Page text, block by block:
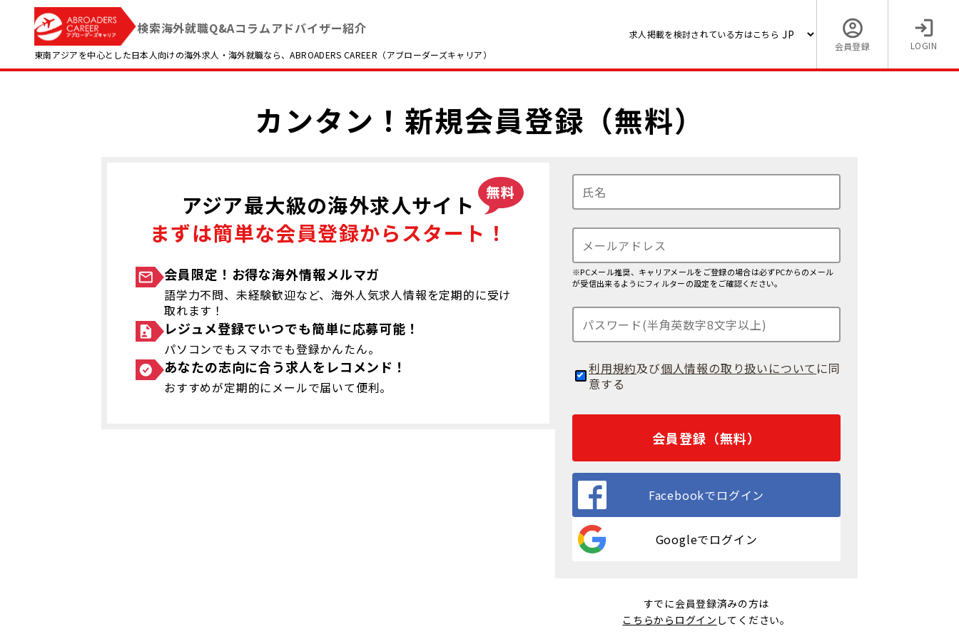
検索海外就職Q&Aコラムアドバイザー紹介
東南アジアを中心とした日本人向けの海外求人・海外就職なら、ABROADERS CAREER（アブローダーズキャリア）
求人掲載を検討されている方はこちら
会員登録
LOGIN
カンタン！ 新規会員登録（無料）
アジア最大級の海外求人サイト
まずは簡単な会員登録からスタート！
会員限定！お得な海外情報メルマガ
語学力不問、未経験歓迎など、海外人気求人情報を定期的に受け
取れます！
レジュメ登録でいつでも簡単に応募可能！
パソコンでもスマホでも登録かんたん。
あなたの志向に合う求人をレコメンド！
おすすめが定期的にメールで届いて便利。
※PCメール推奨、キャリアメールをご登録の場合は必ずPCからのメール
が受信出来るようにフィルターの設定をご確認ください。
利用規約及び個人情報の取り扱いについて に同
意する
会員登録（無料）
Facebookでログイン
Googleでログイン
すでに会員登録済みの方は
こちらからログイン してください。